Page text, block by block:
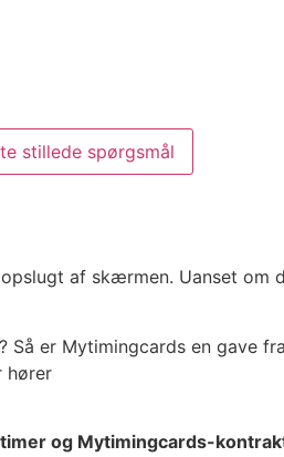
stillede spørgsmål
af skærmen. Uanset om
er Mytimingcards en gave
hører
og Mytimingcards-